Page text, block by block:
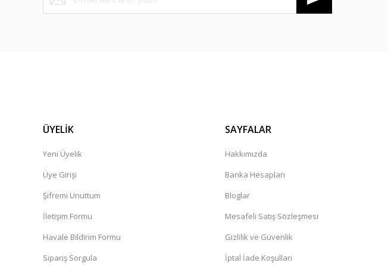
Ürünler kaliteli. Sistem hızlı çalışıyor
O... Ö... | 16/03/2026
ÜYELİK
Yeni Üyelik
Üye Girişi
Şifremi Unuttum
İletişim Formu
Havale Bildirim Formu
Sipariş Sorgula
SAYFALAR
Hakkımızda
Banka Hesapları
Bloglar
Mesafeli Satış Sözleşmesi
Gizlilik ve Güvenlik
İptal İade Koşullari